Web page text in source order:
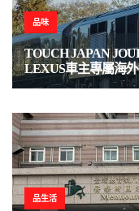
品味
TOUCH JAPAN
LEXUS車主專屬海
品生活